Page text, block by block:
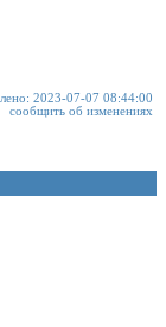
2023-07-07 08:44:00
сообщить об изменениях